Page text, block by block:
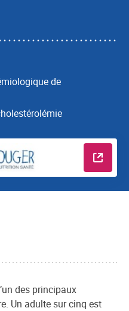
de
En
des principaux
Un adulte sur cinq est